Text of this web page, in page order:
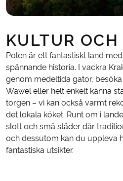
KULTUR
Polen är ett fantastiskt land
spännande historia. I vackra
genom medeltida gator,
Wawel eller helt enkelt känna
torgen – vi kan också varmt
det lokala köket. Runt om i
slott och små städer där
och dessutom kan du uppleva
fantastiska utsikter.